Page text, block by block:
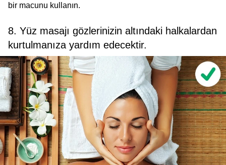
bir macunu kullanın.
8. Yüz masajı gözlerinizin altındaki halkalardan
kurtulmanıza yardım edecektir.